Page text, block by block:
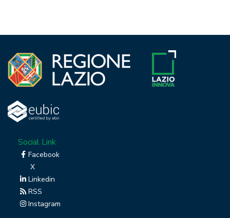
Social Link
Facebook
X
Linkedin
RSS
Instagram